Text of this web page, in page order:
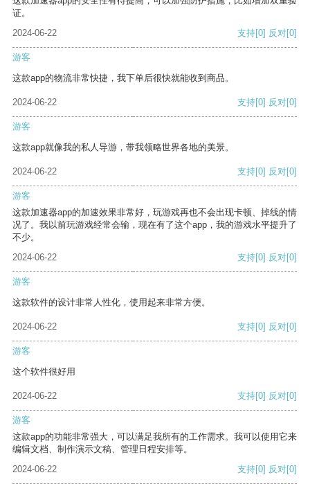
证。
2024-06-22
支持[0] 反对[0]
游客
这款app的物流非常快捷，我下单后很快就能收到商品。
2024-06-22 支持[0] 反对[0]
游客
这款app就像我的私人导游，带我领略世界各地的美景。
2024-06-22 支持[0] 反对[0]
游客
这款加速器app的加速效果非常好，玩游戏再也不会出现卡顿、掉线的情
况了。我以前玩游戏经常会输，现在有了这个app，我的游戏水平提升了
不少。
2024-06-22
支持[0] 反对[0]
游客
这款软件的设计非常人性化，使用起来非常方便。
2024-06-22 支持[0] 反对[0]
游客
这个软件很好用
2024-06-22 支持[0] 反对[0]
游客
这款app的功能非常强大，可以满足我所有的工作需求。我可以使用它来
编辑文档、制作演示文稿、管理日程安排等。
2024-06-22
支持[0] 反对[0]